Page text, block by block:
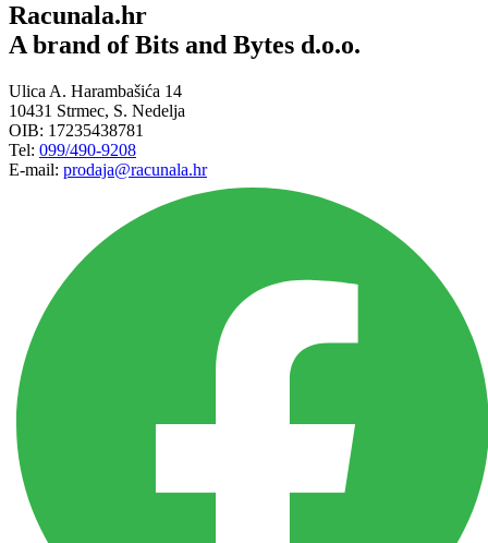
Racunala.hr
A brand of Bits and Bytes d.o.o.
Ulica A. Harambašića 14
10431 Strmec, S. Nedelja
OIB: 17235438781
Tel: 099/490-9208
E-mail: prodaja@racunala.hr